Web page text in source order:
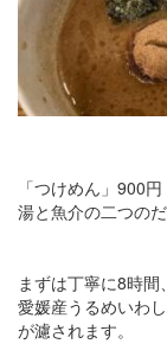
「つけめん」900
湯と魚介の二つの
まずは丁寧に8時間
愛媛産うるめいわ
が濾されます。